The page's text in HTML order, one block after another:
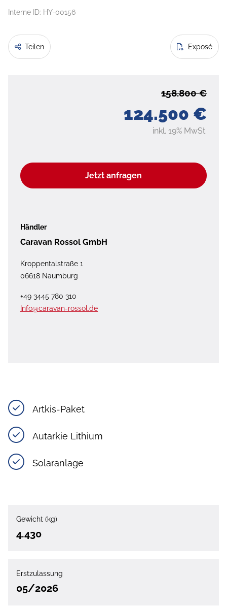
Interne ID: HY-00156
Teilen Exposé
124.500 €
158.800 €
inkl. 19% MwSt.
Jetzt anfragen
Händler
Caravan Rossol GmbH
Kroppentalstraße 1
06618 Naumburg
+49 3445 780 310
Info@caravan-rossol.de
Artkis-Paket
Autarkie Lithium
Solaranlage
Gewicht (kg)
4.430
Erstzulassung
05/2026